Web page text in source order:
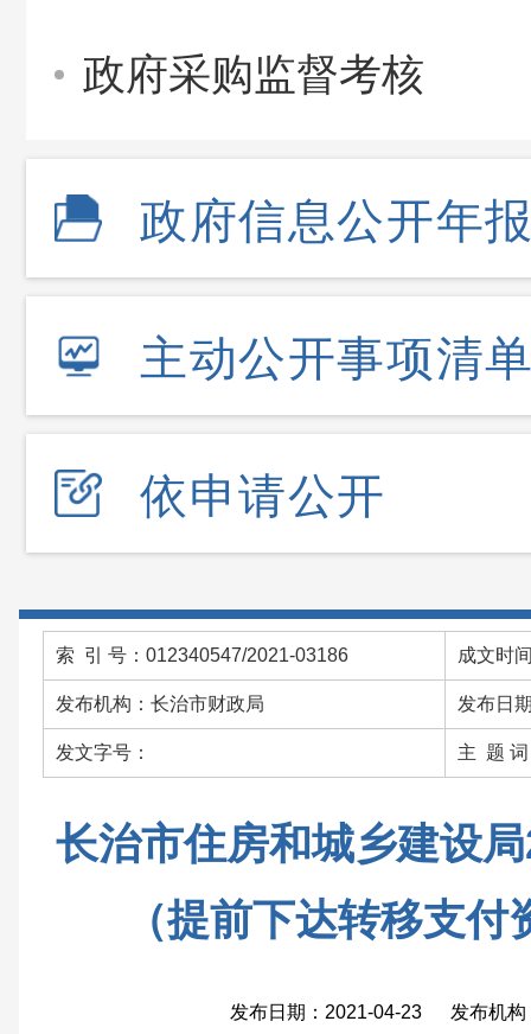
政府采购监督考核
政府信息公开年
主动公开事项清
依申请公开
索 引 号：012340547/2021-03186 成文时
发布机构：长治市财政局 发布日
发文字号： 主 题 词
长治市住房和城乡建设
（提前下达转移支
发布日期：2021-04-23 发布机构